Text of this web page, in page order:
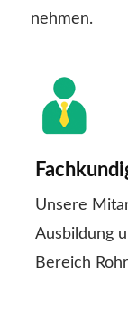
nehmen.
Unsere
Ausbildung
Bereich